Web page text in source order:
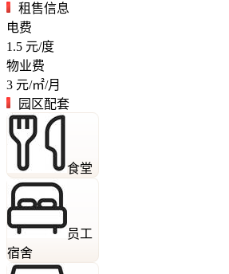
租售信息
电费
1.5 元/度
物业费
3 元/㎡/月
园区配套
食堂
员工
宿舍